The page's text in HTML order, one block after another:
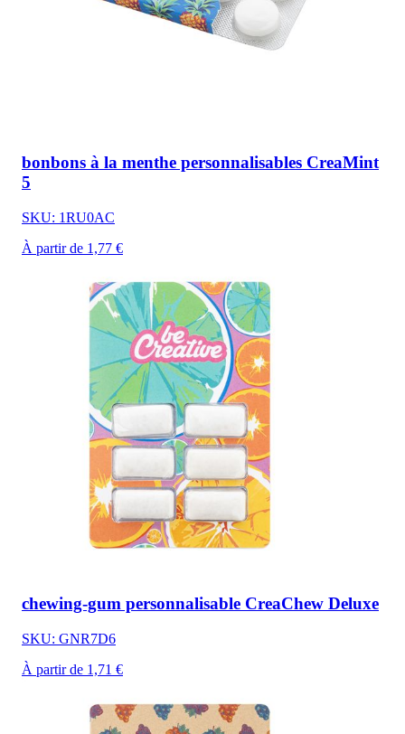
bonbons à la menthe personnalisables CreaMint
5
SKU: 1RU0AC
À partir de 1,77 €
chewing-gum personnalisable CreaChew Deluxe
SKU: GNR7D6
À partir de 1,71 €